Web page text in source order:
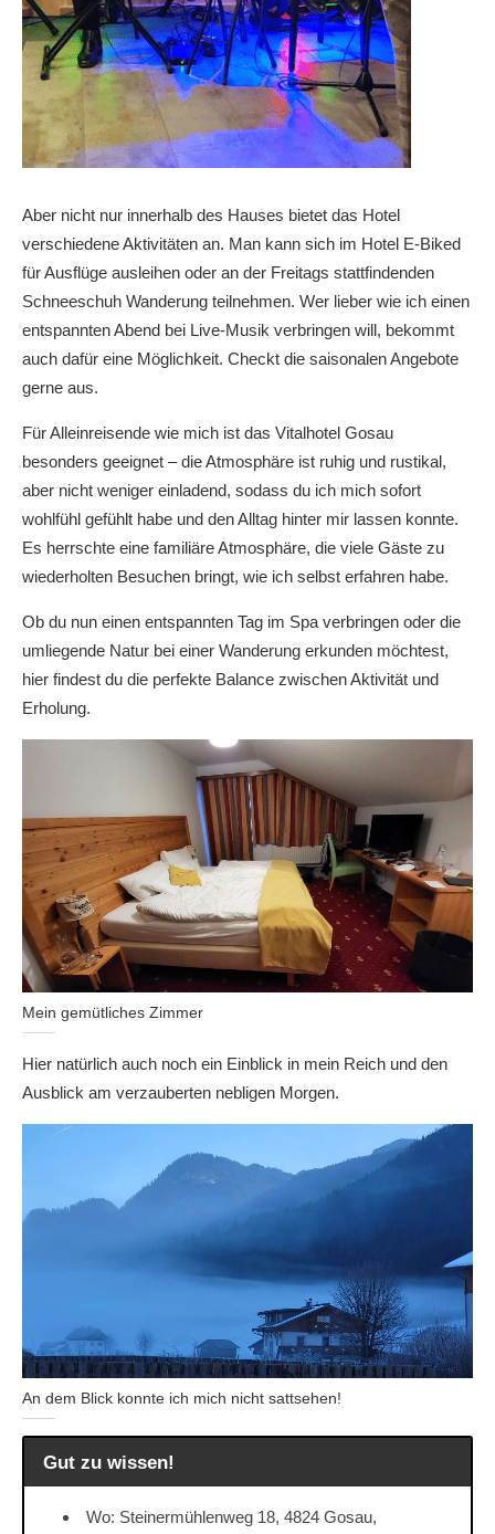
Aber nicht nur innerhalb des Hauses bietet das Hotel
verschiedene Aktivitäten an. Man kann sich im Hotel E-Biked
für Ausflüge ausleihen oder an der Freitags stattfindenden
Schneeschuh Wanderung teilnehmen. Wer lieber wie ich einen
entspannten Abend bei Live-Musik verbringen will, bekommt
auch dafür eine Möglichkeit. Checkt die saisonalen Angebote
gerne aus.
Für Alleinreisende wie mich ist das Vitalhotel Gosau
besonders geeignet – die Atmosphäre ist ruhig und rustikal,
aber nicht weniger einladend, sodass du ich mich sofort
wohlfühl gefühlt habe und den Alltag hinter mir lassen konnte.
Es herrschte eine familiäre Atmosphäre, die viele Gäste zu
wiederholten Besuchen bringt, wie ich selbst erfahren habe.
Ob du nun einen entspannten Tag im Spa verbringen oder die
umliegende Natur bei einer Wanderung erkunden möchtest,
hier findest du die perfekte Balance zwischen Aktivität und
Erholung.
Mein gemütliches Zimmer
Hier natürlich auch noch ein Einblick in mein Reich und den
Ausblick am verzauberten nebligen Morgen.
An dem Blick konnte ich mich nicht sattsehen!
Gut zu wissen!
Wo: Steinermühlenweg 18, 4824 Gosau,